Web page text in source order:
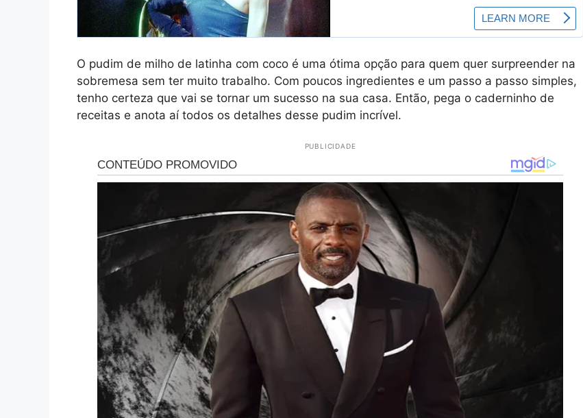
O pudim de milho de latinha com coco é uma ótima opção para quem quer surpreender na
sobremesa sem ter muito trabalho. Com poucos ingredientes e um passo a passo simples,
tenho certeza que vai se tornar um sucesso na sua casa. Então, pega o caderninho de
receitas e anota aí todos os detalhes desse pudim incrível.
PUBLICIDADE